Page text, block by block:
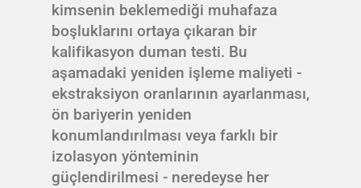
kimsenin beklemediği muhafaza
boşluklarını ortaya çıkaran bir
kalifikasyon duman testi. Bu
aşamadaki yeniden işleme maliyeti -
ekstraksiyon oranlarının ayarlanması,
ön bariyerin yeniden
konumlandırılması veya farklı bir
izolasyon yönteminin
güçlendirilmesi - neredeyse her